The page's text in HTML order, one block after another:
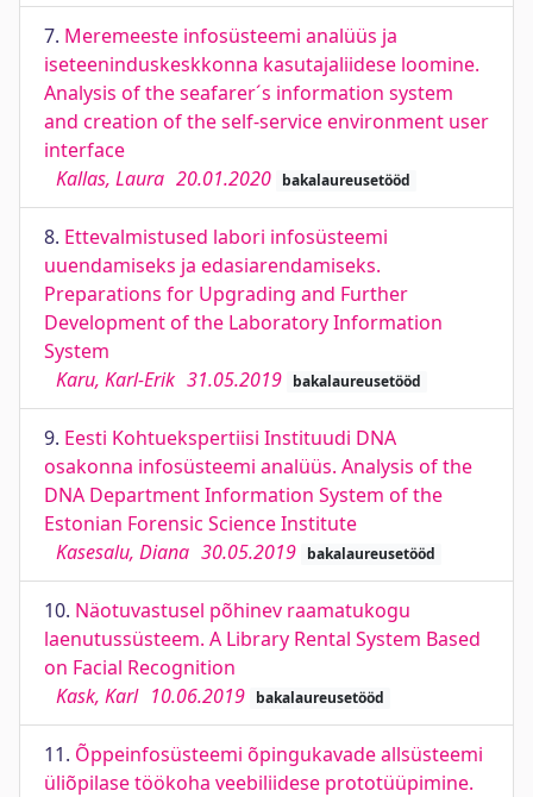
7. Meremeeste infosüsteemi analüüs ja
iseteeninduskeskkonna kasutajaliidese loomine.
Analysis of the seafarer´s information system
and creation of the self-service environment user
interface
Kallas, Laura 20.01.2020 bakalaureusetööd
8. Ettevalmistused labori infosüsteemi
uuendamiseks ja edasiarendamiseks.
Preparations for Upgrading and Further
Development of the Laboratory Information
System
Karu, Karl-Erik 31.05.2019 bakalaureusetööd
9. Eesti Kohtuekspertiisi Instituudi DNA
osakonna infosüsteemi analüüs. Analysis of the
DNA Department Information System of the
Estonian Forensic Science Institute
Kasesalu, Diana 30.05.2019 bakalaureusetööd
10. Näotuvastusel põhinev raamatukogu
laenutussüsteem. A Library Rental System Based
on Facial Recognition
Kask, Karl 10.06.2019 bakalaureusetööd
11. Õppeinfosüsteemi õpingukavade allsüsteemi
üliõpilase töökoha veebiliidese prototüüpimine.